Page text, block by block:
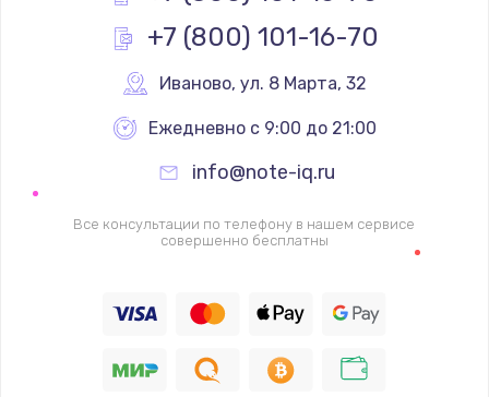
+7 (800) 101-16-70
Иваново, ул. 8 Марта, 32
Ежедневно с 9:00 до 21:00
info@note-iq.ru
Все консультации по телефону в нашем сервисе
совершенно бесплатны